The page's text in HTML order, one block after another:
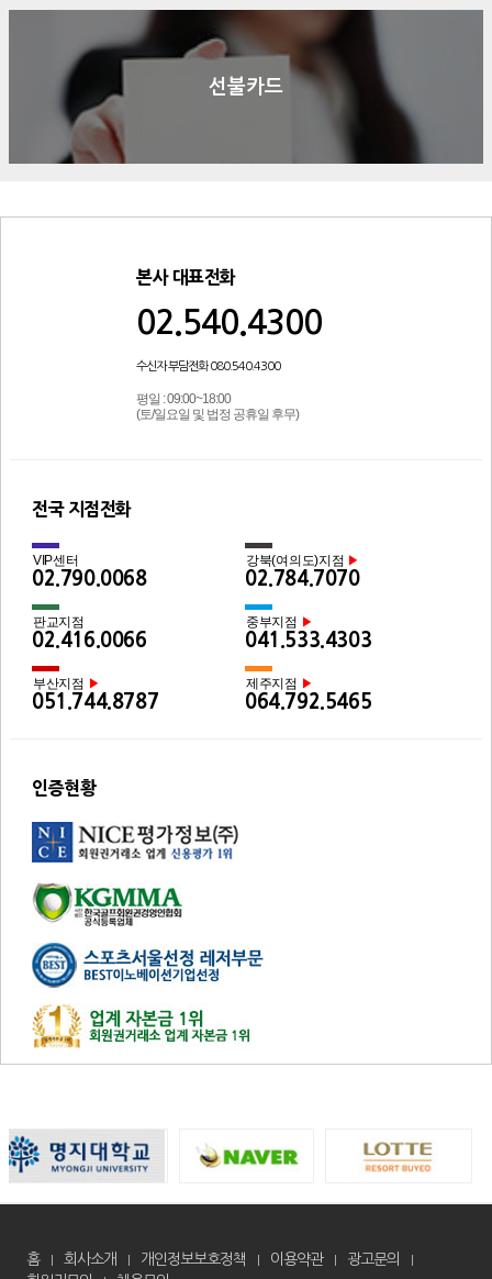
선불카드
본사 대표전화
02.540.4300
수신자 부담전화 080.540.4300
평일 : 09:00~18:00
(토/일요일 및 법정 공휴일 후무)
전국 지점전화
VIP센터
02.790.0068
강북(여의도)지점 ▶
02.784.7070
판교지점
02.416.0066
중부지점 ▶
041.533.4303
부산지점 ▶
051.744.8787
제주지점 ▶
064.792.5465
인증현황
홈 회사소개 개인정보보호정책 이용약관
광고문의